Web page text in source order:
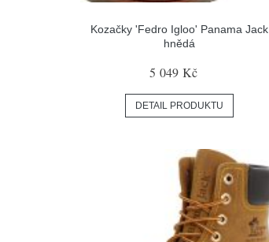
Kozačky 'Fedro Igloo' Panama Jack
hnědá
5 049 Kč
DETAIL PRODUKTU